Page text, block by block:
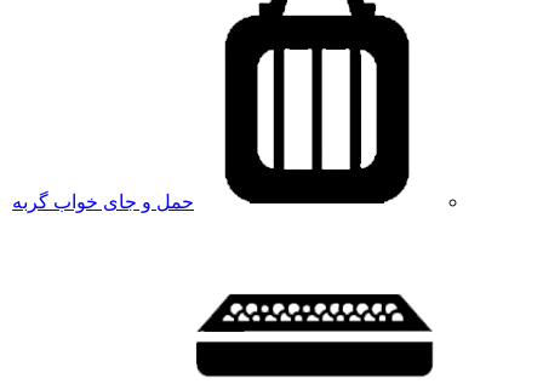
حمل و جای خواب گربه